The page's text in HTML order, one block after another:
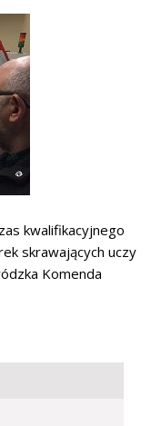
kwalifikacyjnego
skrawających uczy
Komenda